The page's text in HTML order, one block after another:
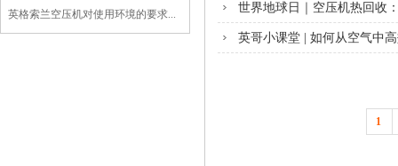
英格索兰空压机对使用环境的要求... 世界地球日｜空压机热回收
英哥小课堂 | 如何从空气中
1